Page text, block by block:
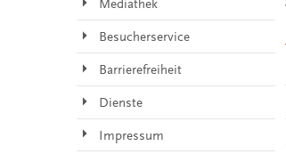
Mediathek
Besucherservice
Barrierefreiheit
Dienste
Impressum